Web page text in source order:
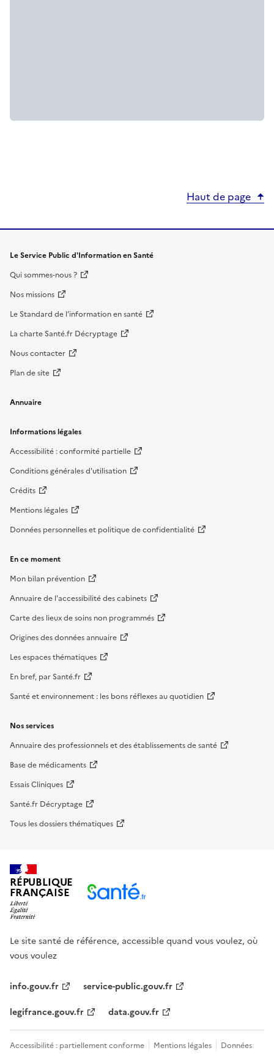
Haut de page
Le Service Public d'Information en Santé
Qui sommes-nous ?
Nos missions
Le Standard de l’information en santé
La charte Santé.fr Décryptage
Nous contacter
Plan de site
Annuaire
Informations légales
Accessibilité : conformité partielle
Conditions générales d'utilisation
Crédits
Mentions légales
Données personnelles et politique de confidentialité
En ce moment
Mon bilan prévention
Annuaire de l'accessibilité des cabinets
Carte des lieux de soins non programmés
Origines des données annuaire
Les espaces thématiques
En bref, par Santé.fr
Santé et environnement : les bons réflexes au quotidien
Nos services
Annuaire des professionnels et des établissements de santé
Base de médicaments
Essais Cliniques
Santé.fr Décryptage
Tous les dossiers thématiques
RÉPUBLIQUE
FRANÇAISE
Le site santé de référence, accessible quand vous voulez, où
vous voulez
info.gouv.fr
service-public.gouv.fr
legifrance.gouv.fr
data.gouv.fr
Accessibilité : partiellement conforme Mentions légales
Données